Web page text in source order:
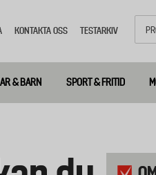
KONTAKTA OSS TESTARKIV
& BARN SPORT & FRITID